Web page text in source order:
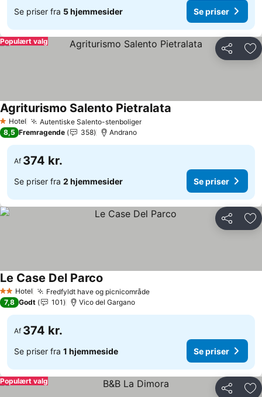
Se priser fra 5 hjemmesider Se priser
Del
Populært valg
1 Stjerner
Hotel Autentiske Salento-stenboligerSe priser
Agriturismo Salento Pietralata
8,5 Fremragende 358 Andrano
Af 374 kr.
Se priser fra 2 hjemmesider Se priser
Del
2 Stjerner
Hotel Fredfyldt have og picnicområdeSe priser
Le Case Del Parco
7,8 Godt 101 Vico del Gargano
Af 374 kr.
Se priser fra 1 hjemmeside Se priser
Del
Populært valg